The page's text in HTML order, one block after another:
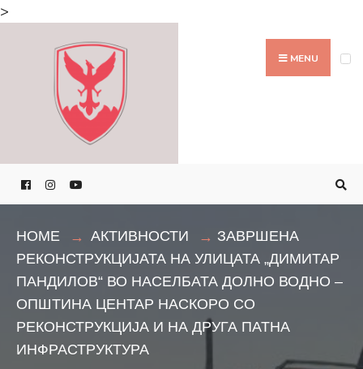
>
MENU
HOME АКТИВНОСТИ
ЗАВРШЕНА
РЕКОНСТРУКЦИЈАТА НА УЛИЦАТА „ДИМИТАР
ПАНДИЛОВ“ ВО НАСЕЛБАТА ДОЛНО ВОДНО –
ОПШТИНА ЦЕНТАР НАСКОРО СО
РЕКОНСТРУКЦИЈА И НА ДРУГА ПАТНА
ИНФРАСТРУКТУРА